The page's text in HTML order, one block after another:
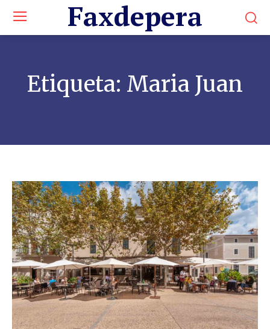
Faxdepera
Etiqueta: Maria Juan